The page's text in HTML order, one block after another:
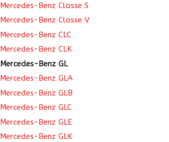
Mercedes-Benz Classe S
Mercedes-Benz Classe V
Mercedes-Benz CLC
Mercedes-Benz CLK
Mercedes-Benz GL
Mercedes-Benz GLA
Mercedes-Benz GLB
Mercedes-Benz GLC
Mercedes-Benz GLE
Mercedes-Benz GLK